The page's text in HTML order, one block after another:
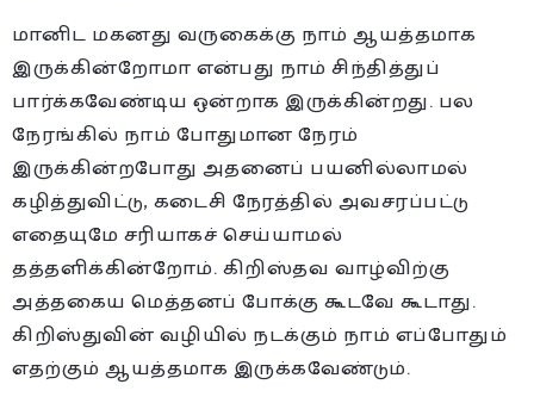
மானிட மகனது வருகைக்கு நாம் ஆயத்தமாக
இருக்கின்றோமா என்பது நாம் சிந்தித்துப்
பார்க்கவேண்டிய ஒன்றாக இருக்கின்றது. பல
நேரங்கில் நாம் போதுமான நேரம்
இருக்கின்றபோது அதனைப் பயனில்லாமல்
கழித்துவிட்டு, கடைசி நேரத்தில் அவசரப்பட்டு
எதையுமே சரியாகச் செய்யாமல்
தத்தளிக்கின்றோம். கிறிஸ்தவ வாழ்விற்கு
அத்தகைய மெத்தனப் போக்கு கூடவே கூடாது.
கிறிஸ்துவின் வழியில் நடக்கும் நாம் எப்போதும்
எதற்கும் ஆயத்தமாக இருக்கவேண்டும்.